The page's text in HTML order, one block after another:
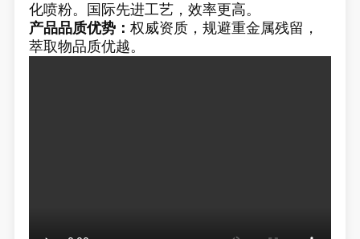
化喷粉。国际先进工艺，效率更高。
产品品质优势： 权威资质，规避重金属残留，
萃取物品质优越。